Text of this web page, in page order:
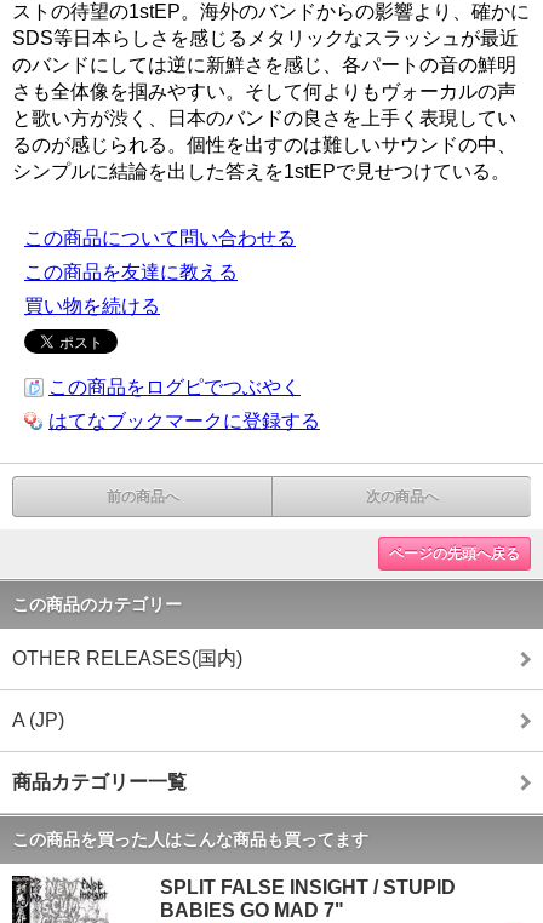
ストの待望の1stEP。海外のバンドからの影響より、確かに
SDS等日本らしさを感じるメタリックなスラッシュが最近
のバンドにしては逆に新鮮さを感じ、各パートの音の鮮明
さも全体像を掴みやすい。そして何よりもヴォーカルの声
と歌い方が渋く、日本のバンドの良さを上手く表現してい
るのが感じられる。個性を出すのは難しいサウンドの中、
シンプルに結論を出した答えを1stEPで見せつけている。
この商品について問い合わせる
この商品を友達に教える
買い物を続ける
この商品をログピでつぶやく
はてなブックマークに登録する
前の商品へ 次の商品へ
ページの先頭へ戻る
この商品のカテゴリー
OTHER RELEASES(国内)
A (JP)
商品カテゴリー一覧
この商品を買った人はこんな商品も買ってます
SPLIT FALSE INSIGHT / STUPID
BABIES GO MAD 7"